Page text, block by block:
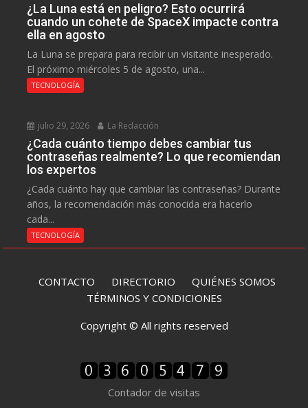
¿La Luna está en peligro? Esto ocurrirá
cuando un cohete de SpaceX impacte contra
ella en agosto
La Luna se prepara para recibir un visitante inesperado.
El próximo miércoles 5 de agosto, una...
TECNOLOGÍA
julio 29, 2026 La Redacción
¿Cada cuánto tiempo debes cambiar tus
contraseñas realmente? Lo que recomiendan
los expertos
¿Cada cuánto hay que cambiar las contraseñas? Durante
años, la recomendación más conocida era hacerlo
cada...
TECNOLOGÍA
CONTACTO DIRECTORIO QUIÉNES SOMOS
TÉRMINOS Y CONDICIONES
Copyright © All rights reserved
Contador de visitas